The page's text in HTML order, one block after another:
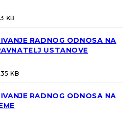
KB
RADNOG ODNOSA NA
USTANOVE
KB
RADNOG ODNOSA NA